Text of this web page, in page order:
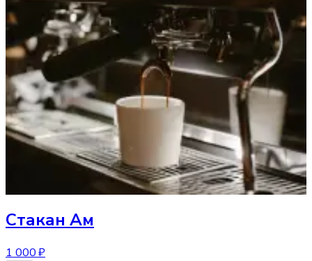
Стакан Ам
1 000 ₽